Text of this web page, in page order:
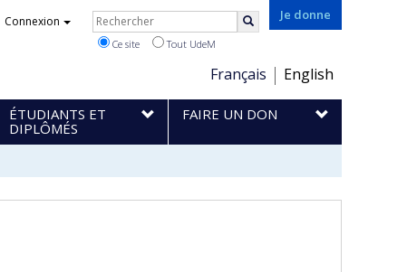
Je donne
Choix
de
la
langue
Français English
Connexion Rechercher
Ce site Tout UdeM
ÉTUDIANTS ET
DIPLÔMÉS
FAIRE UN DON